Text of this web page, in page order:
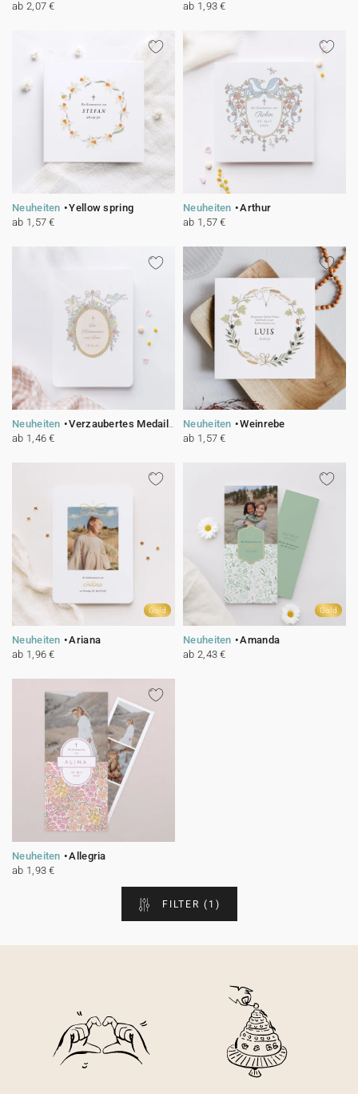
ab 2,07 €
ab 1,93 €
Neuheiten
Yellow spring
ab 1,57 €
Neuheiten
Arthur
ab 1,57 €
Neuheiten
Verzaubertes Medaillon
ab 1,46 €
Neuheiten
Weinrebe
ab 1,57 €
Gold
Neuheiten
Ariana
ab 1,96 €
Gold
Neuheiten
Amanda
ab 2,43 €
Neuheiten
Allegria
ab 1,93 €
FILTER (1)